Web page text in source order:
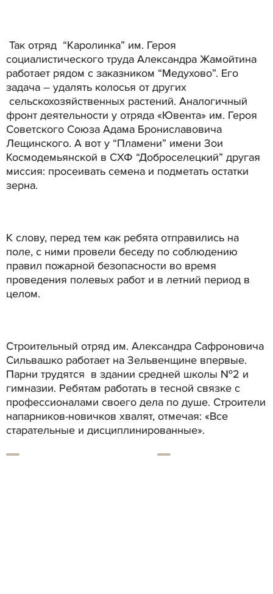
Так отряд “Каролинка” им. Героя
социалистического труда Александра Жамойтина
работает рядом с заказником “Медухово”. Его
задача – удалять колосья от других
сельскохозяйственных растений. Аналогичный
фронт деятельности у отряда «Ювента» им. Героя
Советского Союза Адама Брониславовича
Лещинского. А вот у “Пламени” имени Зои
Космодемьянской в СХФ “Доброселецкий” другая
миссия: просеивать семена и подметать остатки
зерна.
К слову, перед тем как ребята отправились на
поле, с ними провели беседу по соблюдению
правил пожарной безопасности во время
проведения полевых работ и в летний период в
целом.
Строительный отряд им. Александра Сафроновича
Сильвашко работает на Зельвенщине впервые.
Парни трудятся в здании средней школы №2 и
гимназии. Ребятам работать в тесной связке с
профессионалами своего дела по душе. Строители
напарников-новичков хвалят, отмечая: «Все
старательные и дисциплинированные».